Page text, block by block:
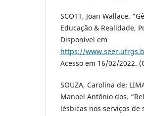
SCOTT, Joan Wallace.
Educação & Realidade,
Disponível em
https://
Acesso em 16/02/2022.
SOUZA, Carolina de;
Manoel Antônio dos.
lésbicas nos serviços